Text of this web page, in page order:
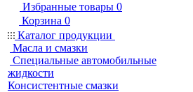
Избранные товары 0
Корзина 0
Каталог продукции
Масла и смазки
Специальные автомобильные
жидкости
Консистентные смазки